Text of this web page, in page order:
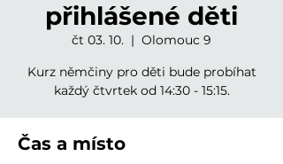
přihlášené děti
čt 03. 10.
  |
Olomouc 9
Kurz němčiny pro děti bude probíhat
každý čtvrtek od 14:30 - 15:15.
Čas a místo